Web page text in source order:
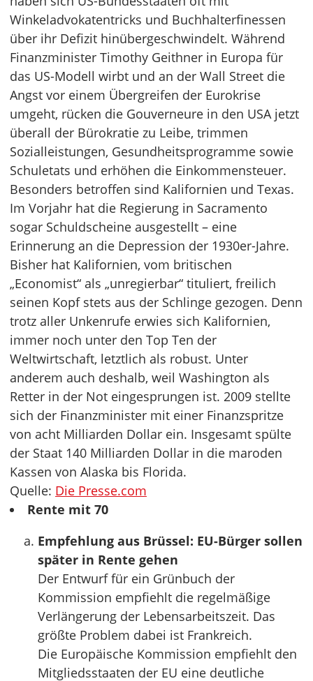
Winkeladvokatentricks und Buchhalterfinessen
über ihr Defizit hinübergeschwindelt. Während
Finanzminister Timothy Geithner in Europa für
das US-Modell wirbt und an der Wall Street die
Angst vor einem Übergreifen der Eurokrise
umgeht, rücken die Gouverneure in den USA jetzt
überall der Bürokratie zu Leibe, trimmen
Sozialleistungen, Gesundheitsprogramme sowie
Schuletats und erhöhen die Einkommensteuer.
Besonders betroffen sind Kalifornien und Texas.
Im Vorjahr hat die Regierung in Sacramento
sogar Schuldscheine ausgestellt – eine
Erinnerung an die Depression der 1930er-Jahre.
Bisher hat Kalifornien, vom britischen
„Economist“ als „unregierbar“ tituliert, freilich
seinen Kopf stets aus der Schlinge gezogen. Denn
trotz aller Unkenrufe erwies sich Kalifornien,
immer noch unter den Top Ten der
Weltwirtschaft, letztlich als robust. Unter
anderem auch deshalb, weil Washington als
Retter in der Not eingesprungen ist. 2009 stellte
sich der Finanzminister mit einer Finanzspritze
von acht Milliarden Dollar ein. Insgesamt spülte
der Staat 140 Milliarden Dollar in die maroden
Kassen von Alaska bis Florida.
Quelle: Die Presse.com
Rente mit 70
Empfehlung aus Brüssel: EU-Bürger sollen
später in Rente gehen
Der Entwurf für ein Grünbuch der
Kommission empfiehlt die regelmäßige
Verlängerung der Lebensarbeitszeit. Das
größte Problem dabei ist Frankreich.
Die Europäische Kommission empfiehlt den
Mitgliedsstaaten der EU eine deutliche